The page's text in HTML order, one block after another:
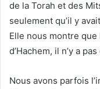
de la Torah et des
seulement qu’il y
Elle nous montre
d’Hachem, il n’y a
Nous avons parfois